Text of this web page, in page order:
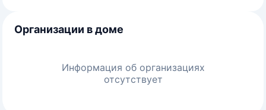
Организации в доме
Информация об организациях
отсутствует